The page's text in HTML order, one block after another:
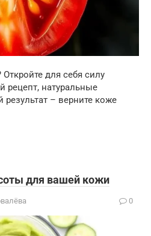
для себя силу
рецепт, натуральные
– верните коже
для вашей кожи
0